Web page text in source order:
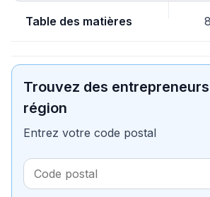
Table des matières
Trouvez des
région
Entrez votre code postal